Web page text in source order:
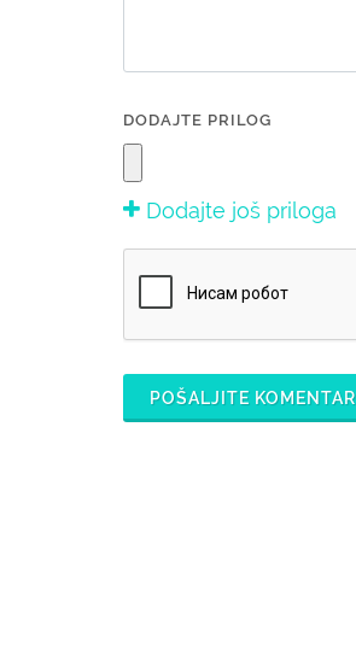
DODAJTE PRILOG
Dodajte još priloga
POŠALJITE KOMENTAR